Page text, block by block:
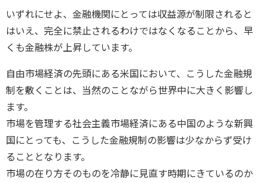
いずれにせよ、金融機関にとっては収益源が制限されると
はいえ、完全に禁止されるわけではなくなることから、早
くも金融株が上昇しています。
自由市場経済の先頭にある米国において、こうした金融規
制を敷くことは、当然のことながら世界中に大きく影響し
ます。
市場を管理する社会主義市場経済にある中国のような新興
国にとっても、こうした金融規制の影響は少なからず受け
ることとなります。
市場の在り方そのものを冷静に見直す時期にきているのか